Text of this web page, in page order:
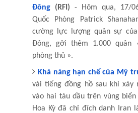
Đông(RFI) - Hôm qua, 17/
Quốc Phòng Patrick
cường lực lượng quân sự
Đông, gởi thêm 1.000 quân
phòng thủ ».
Khả năng hạn chế của Mỹ
vài tiếng đồng hồ sau khi xảy
vào hai tàu dầu trên vùng
Hoa Kỳ đã chỉ đích danh Iran